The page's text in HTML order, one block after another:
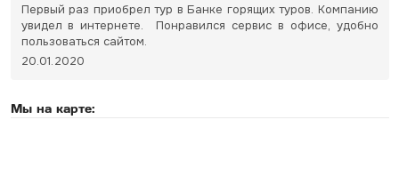
Первый раз приобрел тур в Банке горящих туров. Компанию
увидел в интернете. Понравился сервис в офисе, удобно
пользоваться сайтом.
20.01.2020
Мы на карте: